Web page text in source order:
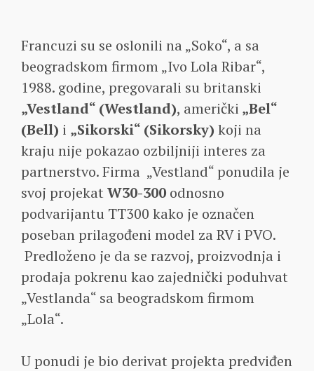
Francuzi su se oslonili na „Soko“, a sa
beogradskom firmom „Ivo Lola Ribar“,
1988. godine, pregovarali su britanski
„Vestland“ (Westland), američki „Bel“
(Bell) i „Sikorski“ (Sikorsky) koji na
kraju nije pokazao ozbiljniji interes za
partnerstvo. Firma „Vestland“ ponudila je
svoj projekat W30-300 odnosno
podvarijantu TT300 kako je označen
poseban prilagođeni model za RV i PVO.
Predloženo je da se razvoj, proizvodnja i
prodaja pokrenu kao zajednički poduhvat
„Vestlanda“ sa beogradskom firmom
„Lola“.
U ponudi je bio derivat projekta predviđen